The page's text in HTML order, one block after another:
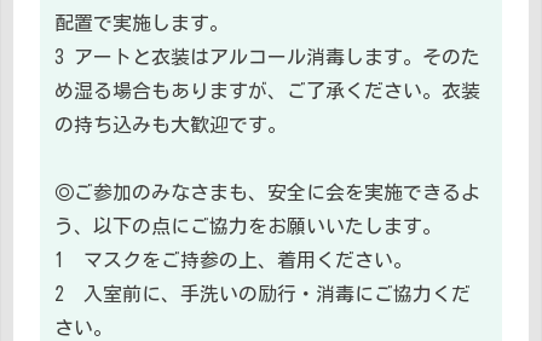
配置で実施します。
3 アートと衣装はアルコール消毒します。そのた
め湿る場合もありますが、ご了承ください。衣装
の持ち込みも大歓迎です。
◎ご参加のみなさまも、安全に会を実施できるよ
う、以下の点にご協力をお願いいたします。
1 マスクをご持参の上、着用ください。
2 入室前に、手洗いの励行・消毒にご協力くだ
さい。